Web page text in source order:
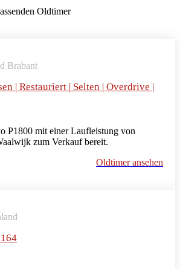
Oldtimer
Brabant
| Restauriert | Selten | Overdrive |
P1800 mit einer Laufleistung von
zum Verkauf bereit.
Oldtimer ansehen